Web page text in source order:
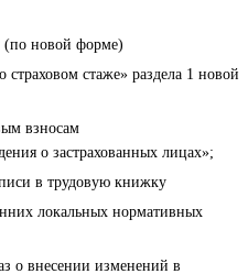
(по новой форме)
страховом стаже» раздела 1 новой
взносам
о застрахованных лицах»;
в трудовую книжку
локальных нормативных
о внесении изменений в